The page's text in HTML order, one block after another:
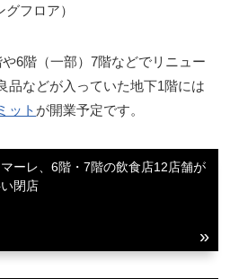
フロア）
6階（一部）7階などでリニュー
品などが入っていた地下1階には
ット が開業予定です。
ーレ、6階・7階の飲食店12店舗が
閉店